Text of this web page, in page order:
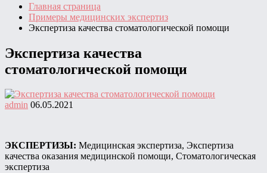
Главная страница
Примеры медицинских экспертиз
Экспертиза качества стоматологической помощи
Экспертиза качества
стоматологической помощи
admin 06.05.2021
ЭКСПЕРТИЗЫ: Медицинская экспертиза, Экспертиза
качества оказания медицинской помощи, Стоматологическая
экспертиза